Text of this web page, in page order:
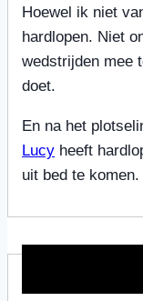
Hoewel ik niet
hardlopen. Niet
wedstrijden mee
doet.
En na het
Lucy heeft
uit bed te komen.